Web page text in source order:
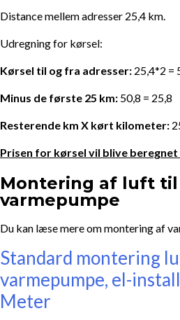
Distance mellem adresser 25,4 km.
Udregning for kørsel:
Kørsel til og fra adresser: 25,4*2 =
Minus de første 25 km: 50,8 = 25,8
Resterende km X kørt kilometer:
Prisen for kørsel vil blive
Montering af luft til
varmepumpe
Du kan læse mere om montering af
Standard montering
varmepumpe, el-
Meter